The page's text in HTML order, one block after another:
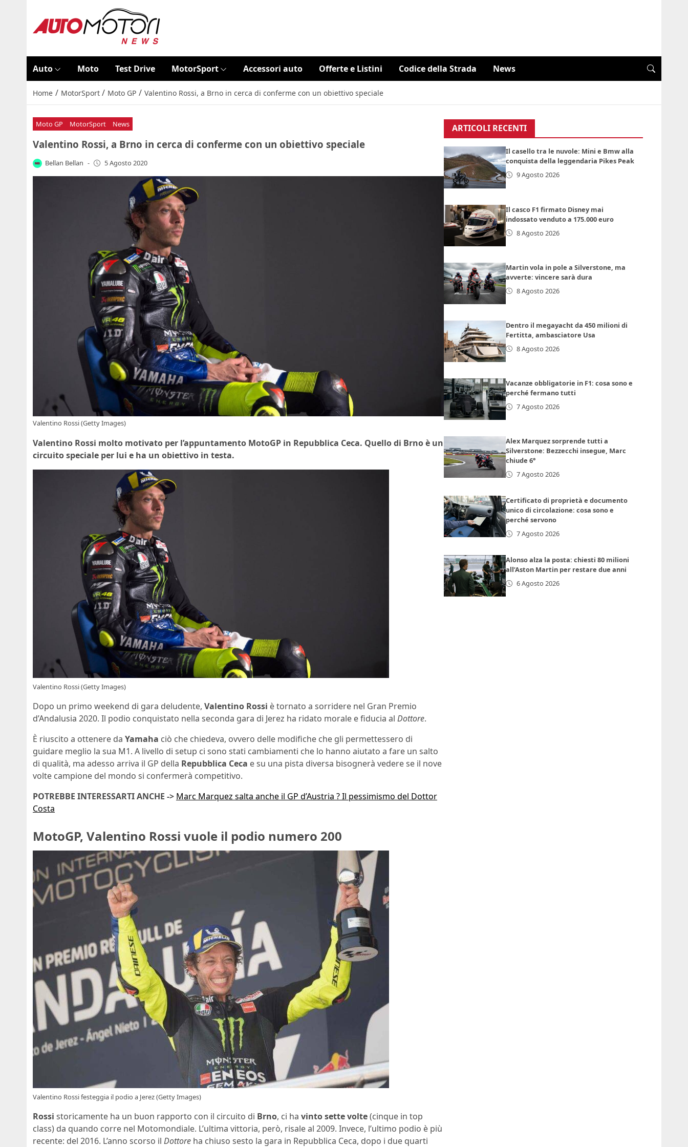
Auto Moto Test Drive MotorSport Accessori auto Offerte e Listini Codice della Strada News
Home / MotorSport / Moto GP / Valentino Rossi, a Brno in cerca di conferme con un obiettivo speciale
Moto GP MotorSport News
Valentino Rossi, a Brno in cerca di conferme con un obiettivo speciale
Bellan Bellan - 5 Agosto 2020
Valentino Rossi (Getty Images)
Valentino Rossi molto motivato per l’appuntamento MotoGP in Repubblica Ceca. Quello di Brno è un
circuito speciale per lui e ha un obiettivo in testa.
Valentino Rossi (Getty Images)
Dopo un primo weekend di gara deludente, Valentino Rossi è tornato a sorridere nel Gran Premio
d’Andalusia 2020. Il podio conquistato nella seconda gara di Jerez ha ridato morale e fiducia al Dottore.
È riuscito a ottenere da Yamaha ciò che chiedeva, ovvero delle modifiche che gli permettessero di
guidare meglio la sua M1. A livello di setup ci sono stati cambiamenti che lo hanno aiutato a fare un salto
di qualità, ma adesso arriva il GP della Repubblica Ceca e su una pista diversa bisognerà vedere se il nove
volte campione del mondo si confermerà competitivo.
POTREBBE INTERESSARTI ANCHE -> Marc Marquez salta anche il GP d’Austria ? Il pessimismo del Dottor
Costa
MotoGP, Valentino Rossi vuole il podio numero 200
Valentino Rossi festeggia il podio a Jerez (Getty Images)
Rossi storicamente ha un buon rapporto con il circuito di Brno, ci ha vinto sette volte(cinque in top
class) da quando corre nel Motomondiale. L’ultima vittoria, però, risale al 2009. Invece, l’ultimo podio è più
recente: del 2016. L’anno scorso il Dottore ha chiuso sesto la gara in Repubblica Ceca, dopo i due quarti
ARTICOLI RECENTI
Il casello tra le nuvole: Mini e Bmw alla
conquista della leggendaria Pikes Peak
9 Agosto 2026
Il casco F1 firmato Disney mai
indossato venduto a 175.000 euro
8 Agosto 2026
Martin vola in pole a Silverstone, ma
avverte: vincere sarà dura
8 Agosto 2026
Dentro il megayacht da 450 milioni di
Fertitta, ambasciatore Usa
8 Agosto 2026
Vacanze obbligatorie in F1: cosa sono e
perché fermano tutti
7 Agosto 2026
Alex Marquez sorprende tutti a
Silverstone: Bezzecchi insegue, Marc
chiude 6°
7 Agosto 2026
Certificato di proprietà e documento
unico di circolazione: cosa sono e
perché servono
7 Agosto 2026
Alonso alza la posta: chiesti 80 milioni
all’Aston Martin per restare due anni
6 Agosto 2026